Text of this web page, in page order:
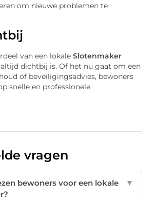
om nieuwe problemen te
van een lokale Slotenmaker
dichtbij is. Of het nu gaat om een
of beveiligingsadvies, bewoners
snelle en professionele
vragen
bewoners voor een lokale
▼